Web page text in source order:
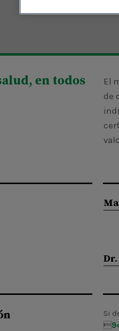
en todos
El
de
Si
